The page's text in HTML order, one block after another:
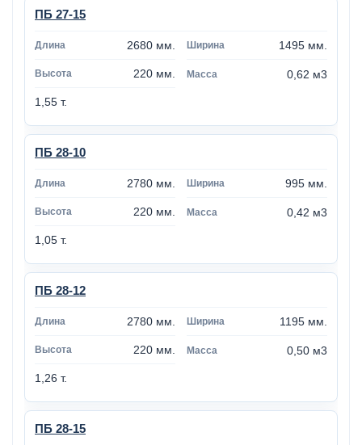
ПБ 27-15
2680 мм. 1495 мм.
220 мм. 0,62 м3
1,55 т.
ПБ 28-10
2780 мм. 995 мм.
220 мм. 0,42 м3
1,05 т.
ПБ 28-12
2780 мм. 1195 мм.
220 мм. 0,50 м3
1,26 т.
ПБ 28-15